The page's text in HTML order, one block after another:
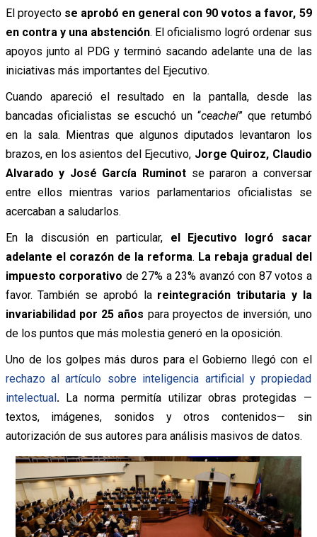
El proyectose aprobó en general con 90 votos a favor, 59
en contra y una abstención. El oficialismo logró ordenar sus
apoyos junto al PDG y terminó sacando adelante una de las
iniciativas más importantes del Ejecutivo.
Cuando apareció el resultado en la pantalla, desde las
bancadas oficialistas se escuchó un “ceacheí” que retumbó
en la sala. Mientras que algunos diputados levantaron los
brazos, en los asientos del Ejecutivo, Jorge Quiroz, Claudio
Alvarado y José García Ruminot se pararon a conversar
entre ellos mientras varios parlamentarios oficialistas se
acercaban a saludarlos.
En la discusión en particular, el Ejecutivo logró sacar
adelante el corazón de la reforma. La rebaja gradual del
impuesto corporativo de 27% a 23% avanzó con 87 votos a
favor. También se aprobó la reintegración tributaria y la
invariabilidad por 25 años para proyectos de inversión, uno
de los puntos que más molestia generó en la oposición.
Uno de los golpes más duros para el Gobierno llegó con el
rechazo al artículo sobre inteligencia artificial y propiedad
intelectual. La norma permitía utilizar obras protegidas —
textos, imágenes, sonidos y otros contenidos— sin
autorización de sus autores para análisis masivos de datos.